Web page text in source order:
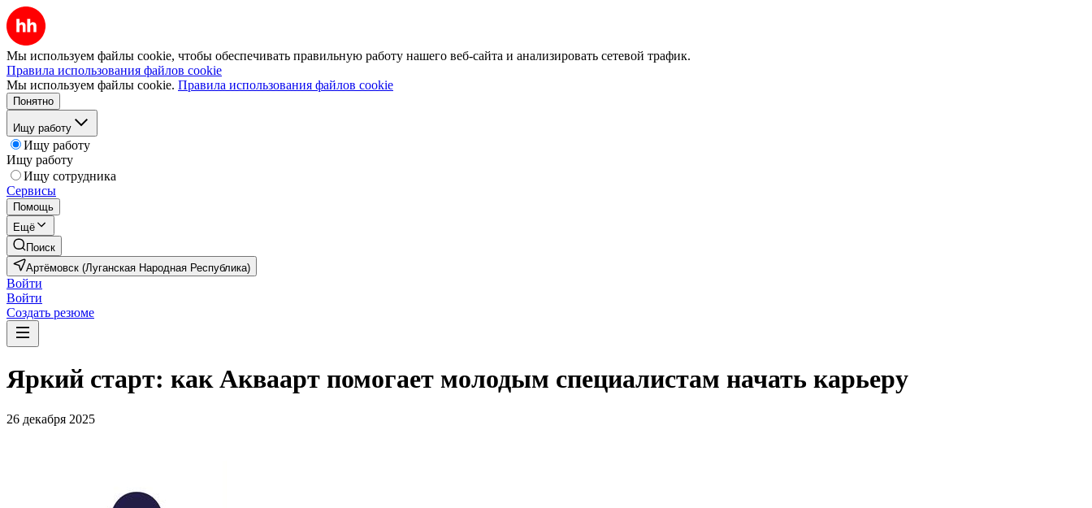
Мы используем файлы cookie, чтобы обеспечивать правильную работу нашего веб-сайта и анализировать сетевой трафик.
Правила использования файлов cookie
Мы используем файлы cookie. Правила использования файлов cookie
Понятно
Ищу работу
Ищу работу
Ищу работу
Ищу сотрудника
Сервисы
Помощь
Ещё
Поиск
Артёмовск (Луганская Народная Республика)
Войти
Войти
Создать резюме
Яркий старт: как Акваарт помогает молодым специалистам начать карьеру
26 декабря 2025